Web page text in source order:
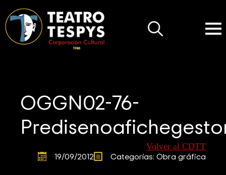
OGGN02-76-
Volver al CDTT
19/09/2012 Categorías: Obra gráfica